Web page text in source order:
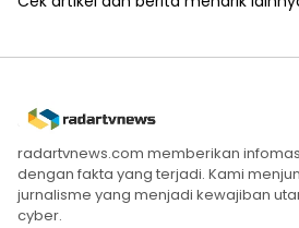
radartvnews.com memberikan
dengan fakta yang terjadi. Kami
jurnalisme yang menjadi kewajiban
cyber.